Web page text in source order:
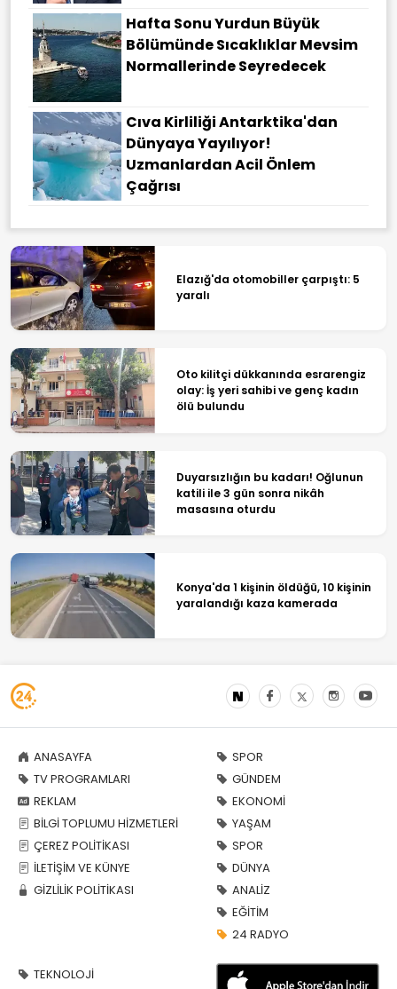
Hafta Sonu Yurdun Büyük
Bölümünde Sıcaklıklar Mevsim
Normallerinde Seyredecek
Cıva Kirliliği Antarktika'dan
Dünyaya Yayılıyor!
Uzmanlardan Acil Önlem
Çağrısı
Elazığ'da otomobiller çarpıştı: 5
yaralı
Oto kilitçi dükkanında esrarengiz
olay: İş yeri sahibi ve genç kadın
ölü bulundu
Duyarsızlığın bu kadarı! Oğlunun
katili ile 3 gün sonra nikâh
masasına oturdu
Konya'da 1 kişinin öldüğü, 10 kişinin
yaralandığı kaza kamerada
ANASAYFA
TV PROGRAMLARI
REKLAM
BİLGİ TOPLUMU HİZMETLERİ
ÇEREZ POLİTİKASI
İLETİŞİM VE KÜNYE
GİZLİLİK POLİTİKASI
SPOR
GÜNDEM
EKONOMİ
YAŞAM
SPOR
DÜNYA
ANALİZ
EĞİTİM
24 RADYO
TEKNOLOJİ